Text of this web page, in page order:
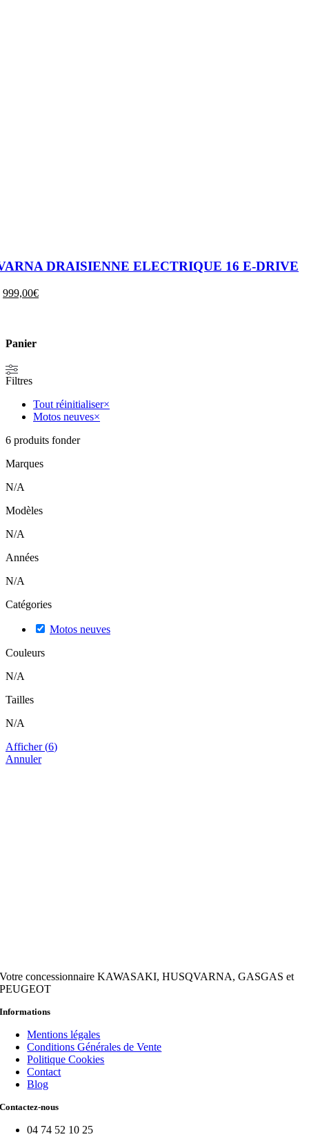
DRAISIENNE ELECTRIQUE 16 E-DRIVE
Le
1190,00€.
999,00€Le
Panier
Filtres
Tout réinitialiser×
Motos neuves×
6 produits fonder
Marques
N/A
Modèles
N/A
Années
N/A
Catégories
Motos neuves
Couleurs
N/A
Tailles
N/A
Afficher(6)
Annuler
Votre concessionnaire KAWASAKI, HUSQVARNA, GASGAS et
PEUGEOT
Informations
Mentions légales
Conditions Générales de Vente
Politique Cookies
Contact
Blog
Contactez-nous
04 74 52 10 25